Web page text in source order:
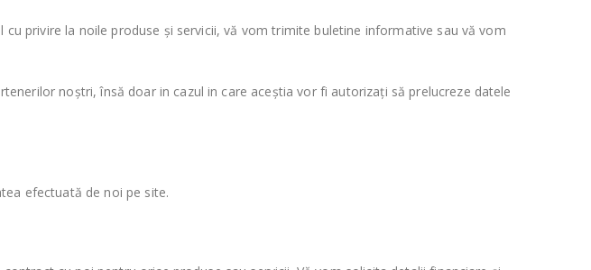
privire la noile produse și servicii, vă vom trimite buletine informative sau vă vom
noștri, însă doar in cazul in care aceștia vor fi autorizați să prelucreze datele
efectuată de noi pe site.